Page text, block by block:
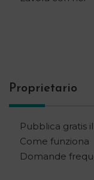
Proprietario
Pubblica gratis
Come funziona
Domande